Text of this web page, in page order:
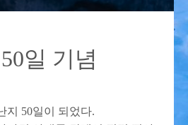
뉴
일 기념
지 50일이 되었다.